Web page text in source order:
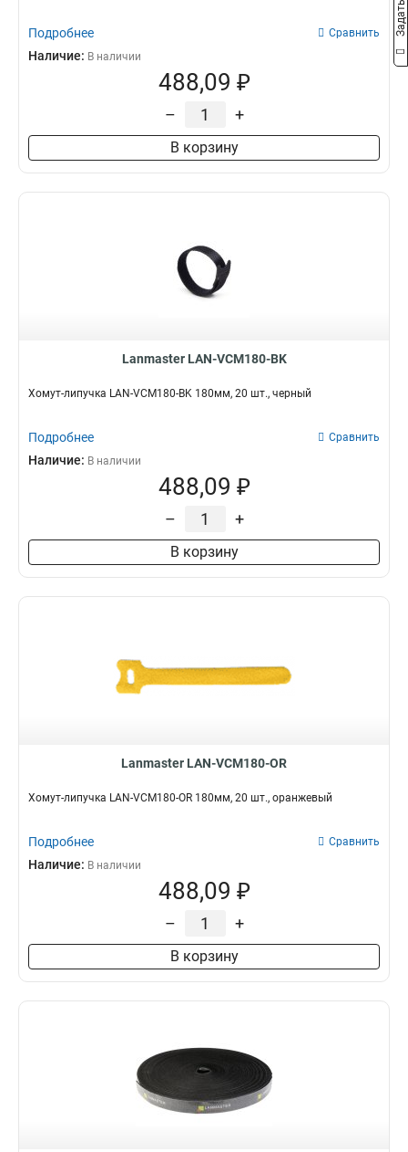
Подробнее Сравнить
Наличие: В наличии
488,09 ₽
– +
В корзину
Lanmaster LAN-VCM180-BK
Хомут-липучка LAN-VCM180-BK 180мм, 20 шт., черный
Подробнее Сравнить
Наличие: В наличии
488,09 ₽
– +
В корзину
Lanmaster LAN-VCM180-OR
Хомут-липучка LAN-VCM180-OR 180мм, 20 шт., оранжевый
Подробнее Сравнить
Наличие: В наличии
488,09 ₽
– +
В корзину